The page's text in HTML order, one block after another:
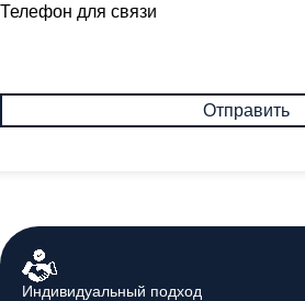
Телефон для связи
Индивидуальный подход